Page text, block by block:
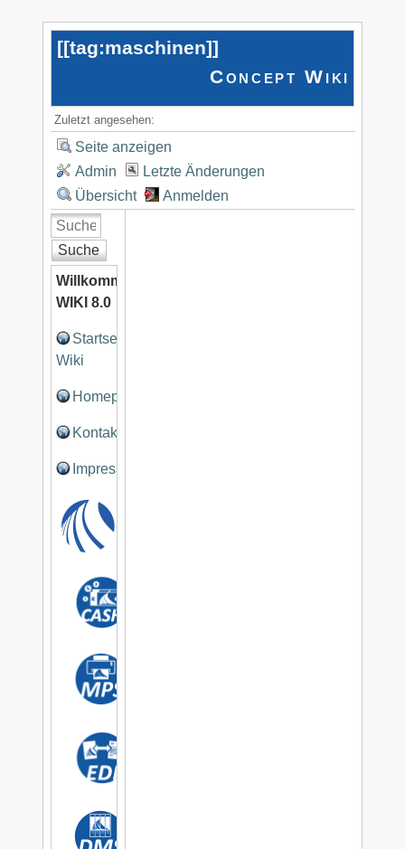
[[tag:maschinen]]
Concept Wiki
Zuletzt angesehen:
Seite anzeigen
Admin
Letzte Änderungen
Übersicht
Anmelden
Suche
Willkommen
WIKI 8.0
Startseite
Wiki
Homepage
Kontakt
Impressum